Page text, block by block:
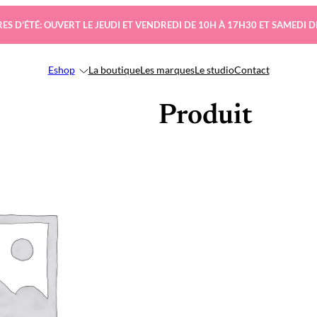
D’ÉTÉ: OUVERT LE JEUDI ET VENDREDI DE 10H À 17H30 ET SAMEDI
Eshop La boutiqueLes marquesLe studioContact
Produit